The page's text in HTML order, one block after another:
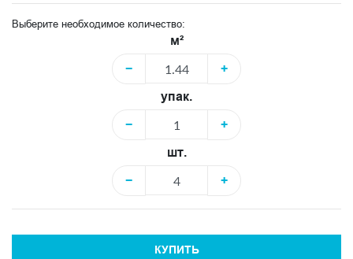
Выберите необходимое количество:
м²
−
+
упак.
−
+
шт.
−
+
КУПИТЬ